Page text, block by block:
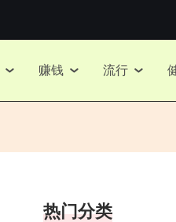
赚钱 流行
热门分类